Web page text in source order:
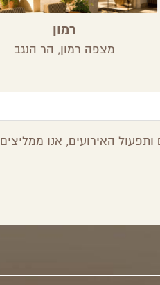
רמון
מצפה רמון, הר הנגב
האירועים, אנו ממליצים